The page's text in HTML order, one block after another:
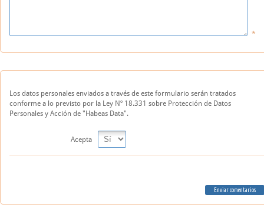
Los datos personales enviados a través de este formulario serán tratados
conforme a lo previsto por la Ley Nº 18.331 sobre Protección de Datos
Personales y Acción de "Habeas Data".
Acepta
Enviar comentarios